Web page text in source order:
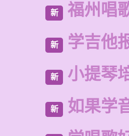
新 福州唱
新 学吉他
新 小提琴
新 如果学